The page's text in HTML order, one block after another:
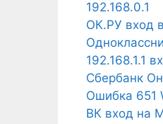
192.168.0.1
ОК.РУ вход в
192.168.1.1
Сбербанк
Ошибка 651
ВК вход на